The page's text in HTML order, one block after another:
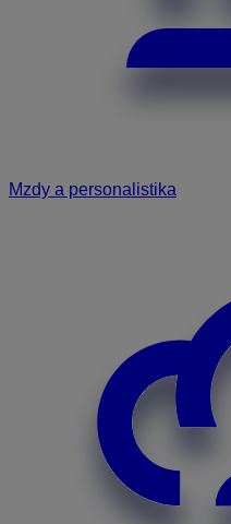
Mzdy a personalistika